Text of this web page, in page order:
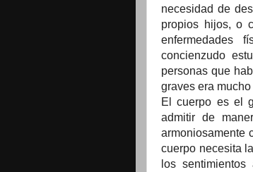
necesidad de
propios hijos, o
enfermedades
concienzudo
personas que
graves era
El cuerpo es el
admitir de
armoniosamente
cuerpo necesita
los